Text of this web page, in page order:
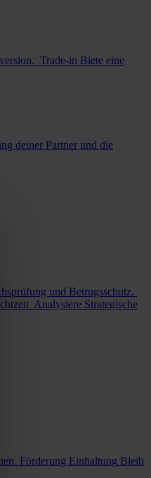
Trade-in Biete eine
deiner Partner und die
und Betrugsschutz.
Analysiere Strategische
Förderung Einhaltung Bleib